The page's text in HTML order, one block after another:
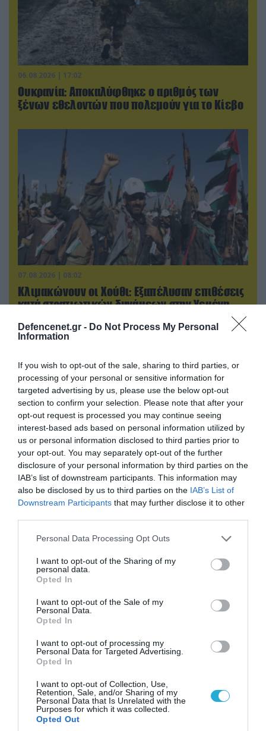
Defencenet.gr - Do Not Process My Personal
Information
If you wish to opt-out of the sale, sharing to third parties, or
processing of your personal or sensitive information for
targeted advertising by us, please use the below opt-out
section to confirm your selection. Please note that after your
opt-out request is processed you may continue seeing
interest-based ads based on personal information utilized by
us or personal information disclosed to third parties prior to
your opt-out. You may separately opt-out of the further
disclosure of your personal information by third parties on the
IAB’s list of downstream participants. This information may
also be disclosed by us to third parties on the IAB’s List of
Downstream Participants that may further disclose it to other
Please note that this website/app uses one or more Google
not limited to your visit or usage behaviour. You may click to
grant or deny consent to Google and its third-party tags to
use your data for below specified purposes in below Google
consent section.
Personal Data Processing Opt Outs
I want to opt-out of the Sharing of my
personal data.
Opted In
I want to opt-out of the Sale of my
Personal Data.
Opted In
I want to opt-out of processing my
Personal Data for Targeted Advertising.
Opted In
I want to opt-out of Collection, Use,
Retention, Sale, and/or Sharing of my
Personal Data that Is Unrelated with the
Purposes for which it was collected.
Opted Out
06.08.2026 | 17:02
Ουκρανία: Αποκαλύφθηκε ο αριθμός των
ξένων εθελοντών που πολεμούν για το Κίεβο
07.08.2026 | 08:02
Κλιμακώνουν οι Χούθι: Eξαπέλυσαν επιθέσεις
κατά στρατιωτικών δυνάμεων στην Υεμένη –
06.08.2026 | 14:02
«Επιχείρηση ελεύθερα πεζοδρόμια» στην
Αθήνα: Απομακρύνθηκαν παράνομα
ΠΟΛΙΤΙΚΗ